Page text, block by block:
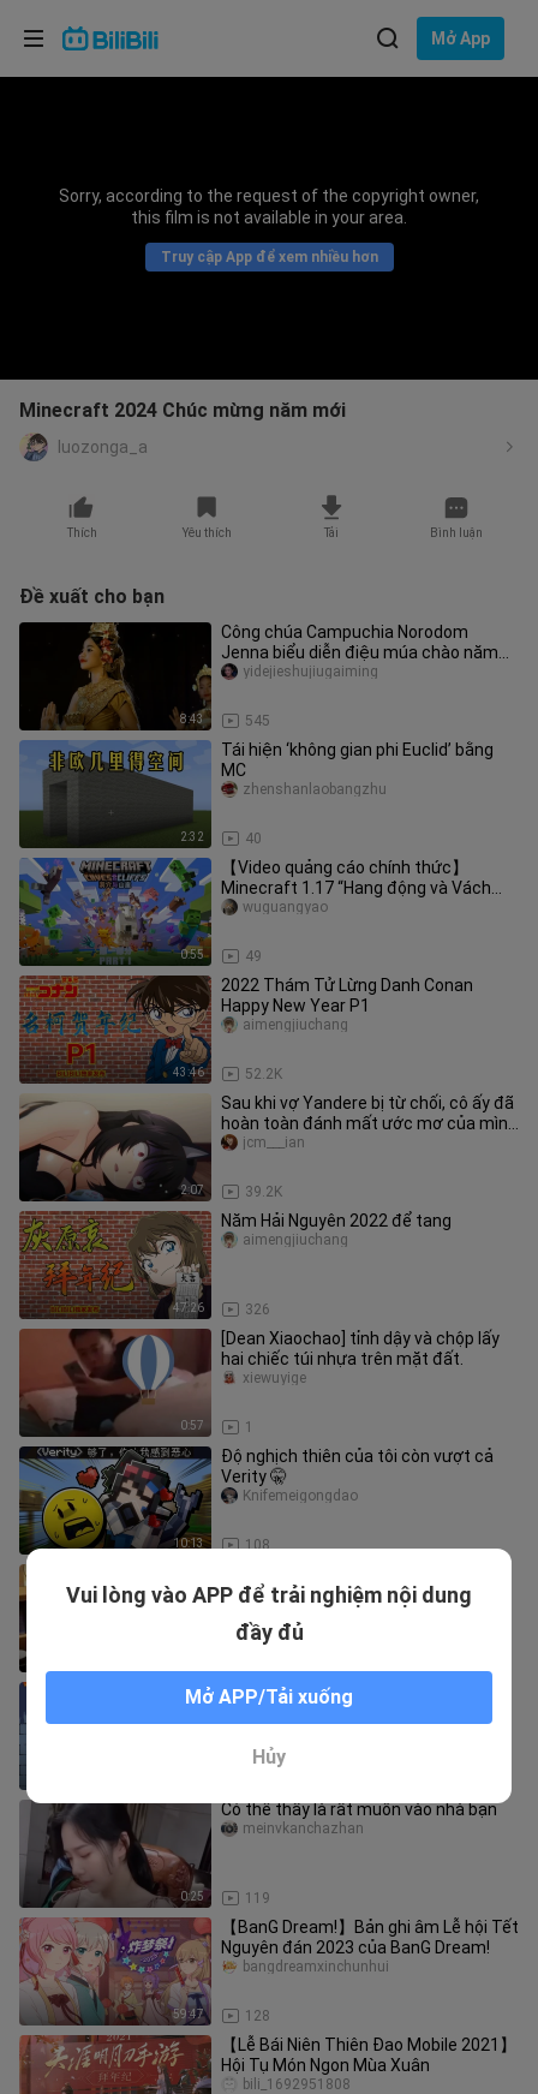
Mở App
Sorry, according to the request of the copyright owner,
this film is not available in your area.
Truy cập App để xem nhiều hơn
Minecraft 2024 Chúc mừng năm mới
luozonga_a
Thích Yêu thích Tải Bình luận
Đề xuất cho bạn
8:43
Công chúa Campuchia Norodom
Jenna biểu diễn điệu múa chào năm
mới
545
yidejieshujiugaiming
2:32
Tái hiện ‘không gian phi Euclid’ bằng
MC
40
zhenshanlaobangzhu
0:55
【Video quảng cáo chính thức】
Minecraft 1.17 “Hang động và Vách
núi” – Phần 1 đã ra mắt trên tất cả cá
49
wuguangyao
43:46
2022 Thám Tử Lừng Danh Conan
Happy New Year P1
52.2K
aimengjiuchang
2:07
Sau khi vợ Yandere bị từ chối, cô ấy đã
hoàn toàn đánh mất ước mơ của mình
[Tôi rất hạnh phúc khi đư
39.2K
jcm___ian
47:26
Năm Hải Nguyên 2022 để tang
326
aimengjiuchang
0:57
[Dean Xiaochao] tỉnh dậy và chộp lấy
hai chiếc túi nhựa trên mặt đất.
1
xiewuyige
10:13
Độ nghịch thiên của tôi còn vượt cả
Verity 🤫
108
Knifemeigongdao
nguyên liệu thôi 248
Nửa ĐầuThám Tử Lừng Danh Conan
Happy New Year 2024
0:25
Có thể thấy là rất muốn vào nhà bạn
119
meinvkanchazhan
59:47
【BanG Dream!】Bản ghi âm Lễ hội Tết
Nguyên đán 2023 của BanG Dream!
128
bangdreamxinchunhui
【Lễ Bái Niên Thiên Đao Mobile 2021】
Hội Tụ Món Ngon Mùa Xuân
bili_1692951808
Vui lòng vào APP để trải nghiệm nội dung
đầy đủ
Mở APP/Tải xuống
Hủy
Lựa chọn ngôn ngữ
Bahasa Indonesia